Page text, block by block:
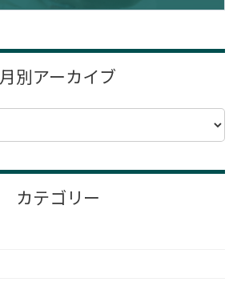
月別アーカイブ
カテゴリー